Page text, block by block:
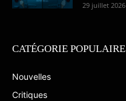
29 juillet 2026
CATÉGORIE POPULAIRE
Nouvelles
Critiques